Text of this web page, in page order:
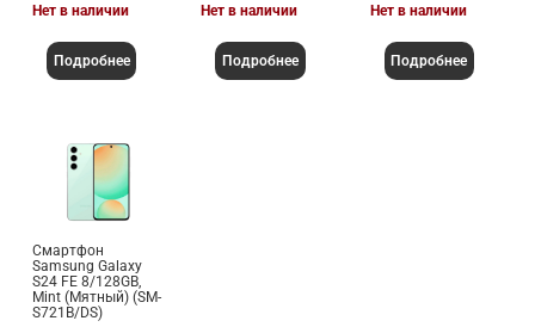
Нет в наличии
Подробнее
Нет в наличии
Подробнее
Нет в наличии
Подробнее
Смартфон
Samsung Galaxy
S24 FE 8/128GB,
Mint (Мятный) (SM-
S721B/DS)